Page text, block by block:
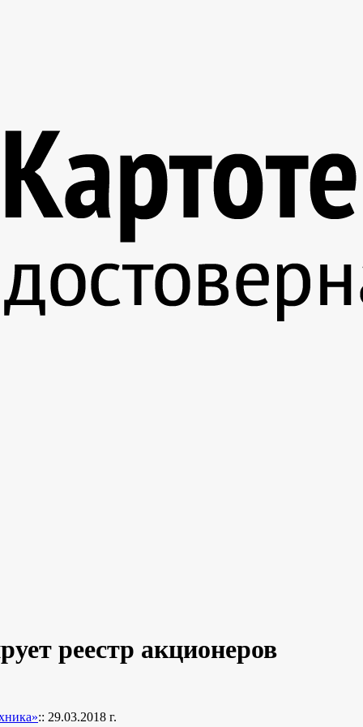
реестр акционеров
:: 29.03.2018 г.